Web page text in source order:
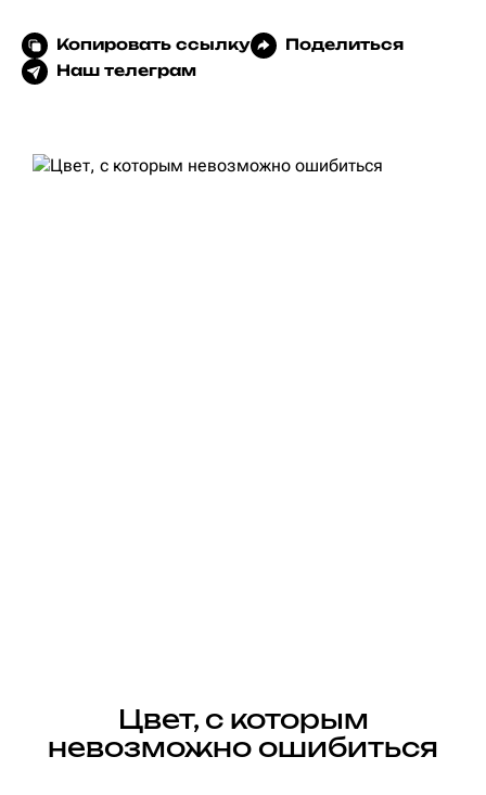
Копировать ссылку
Поделиться
Наш телеграм
Цвет, с которым
невозможно ошибиться